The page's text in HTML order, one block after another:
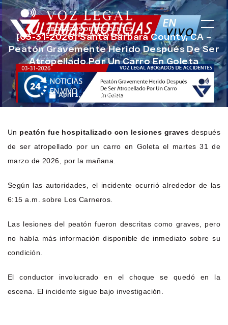
[03-31-2026] Santa Bárbara County, CA –
Peatón Gravemente Herido Después De Ser
Atropellado Por Un Carro En Goleta
April 1, 2026 Noticias de Accidentes
Un peatón fue hospitalizado con lesiones graves después
de ser atropellado por un carro en Goleta el martes 31 de
marzo de 2026, por la mañana.
Según las autoridades, el incidente ocurrió alrededor de las
6:15 a.m. sobre Los Carneros.
Las lesiones del peatón fueron descritas como graves, pero
no había más información disponible de inmediato sobre su
condición.
El conductor involucrado en el choque se quedó en la
escena. El incidente sigue bajo investigación.